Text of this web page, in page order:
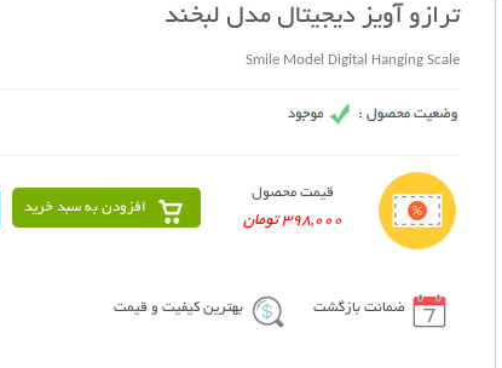
ترازو آویز دیجیتال مدل لبخند
Smile Model Digital Hanging Scale
قیمت محصول
398,000 تومان
افزودن به سبد خرید
ضمانت بازگشت بهترین کیفیت و قیمت